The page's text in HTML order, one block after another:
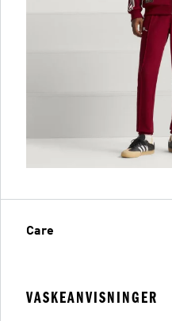
Care
VASKEANVISNINGER